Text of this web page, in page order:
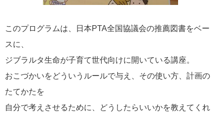
このプログラムは、日本PTA全国協議会の推薦図書をベー
スに、
ジブラルタ生命が子育て世代向けに開いている講座。
おこづかいをどういうルールで与え、その使い方、計画の
たてかたを
自分で考えさせるために、どうしたらいいかを教えてくれ